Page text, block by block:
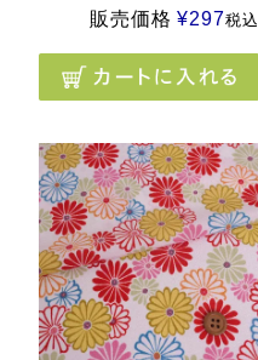
販売価格 ¥297税込